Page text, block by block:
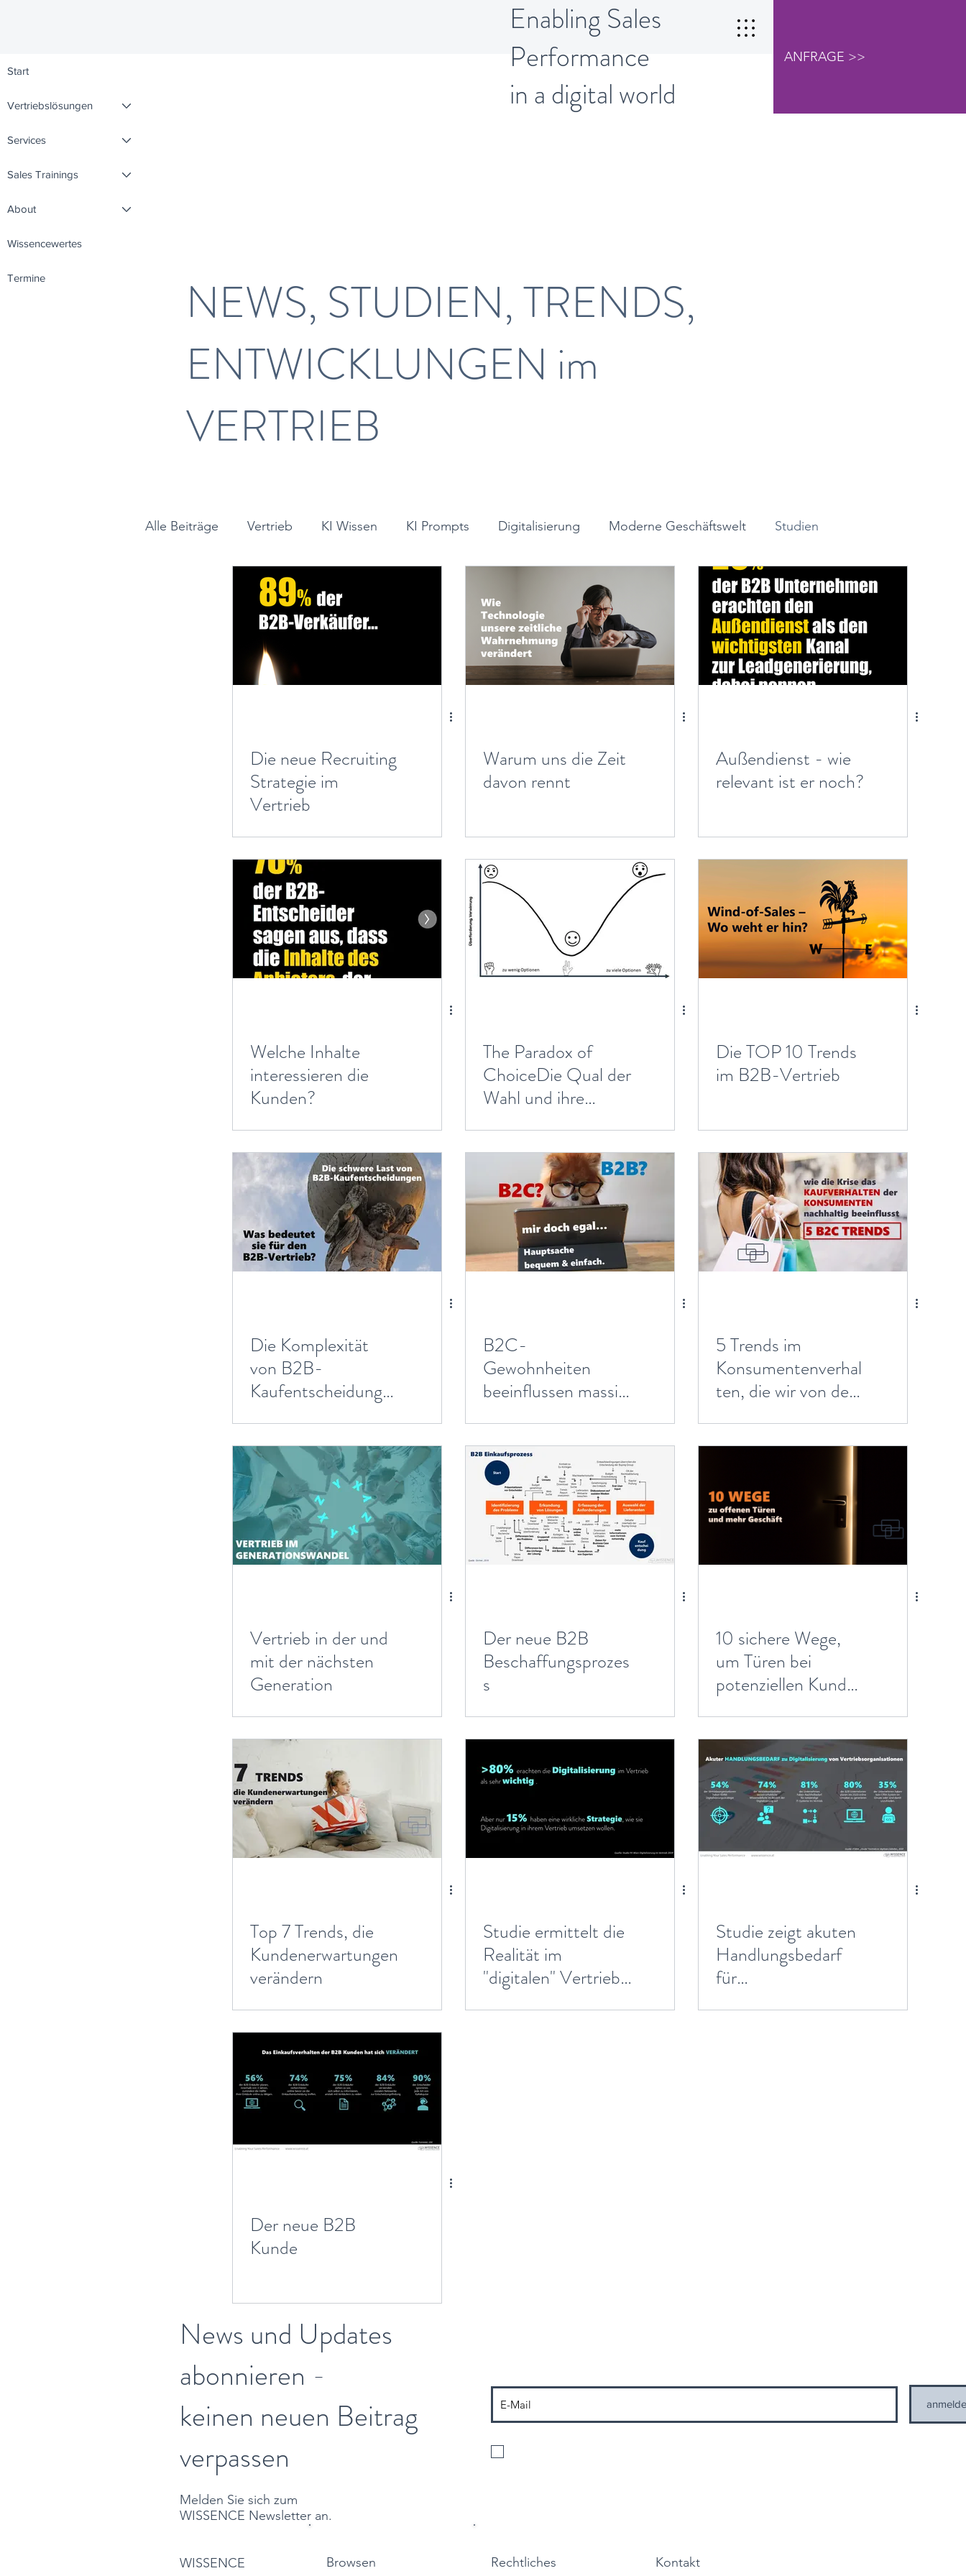
ANFRAGE >>
Enabling Sales
Performance
in a digital world
Start
Vertriebslösungen
Services
Sales Trainings
About
Wissencewertes
Termine
Alle Beiträge Vertrieb KI Wissen KI Prompts Digitalisierung Moderne Geschäftswelt Studien
Vertriebsführung
Die neue Recruiting
Strategie im
Vertrieb
Warum uns die Zeit
davon rennt
Außendienst - wie
relevant ist er noch?
Welche Inhalte
interessieren die
Kunden?
The Paradox of
ChoiceDie Qual der
Wahl und ihre
Die TOP 10 Trends
im B2B-Vertrieb
Die Komplexität
von B2B-
Kaufentscheidunge
den B2B-Vertrieb
B2C-
Gewohnheiten
beeinflussen massiv
n
5 Trends im
Konsumentenverhal
ten, die wir von der
Vertrieb in der und
mit der nächsten
Generation
Der neue B2B
Beschaffungsprozes
s
10 sichere Wege,
um Türen bei
potenziellen Kunden
Top 7 Trends, die
Kundenerwartungen
verändern
Studie ermittelt die
Realität im
"digitalen" Vertrieb:
Studie zeigt akuten
Handlungsbedarf
für
Der neue B2B
Kunde
NEWS, STUDIEN, TRENDS,
ENTWICKLUNGEN im
VERTRIEB
WISSENCE Browsen Rechtliches Kontakt
News und Updates
abonnieren -
keinen neuen Beitrag
verpassen
Melden Sie sich zum
WISSENCE Newsletter an.